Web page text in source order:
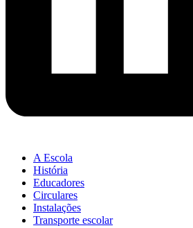
A Escola
História
Educadores
Circulares
Instalações
Transporte escolar